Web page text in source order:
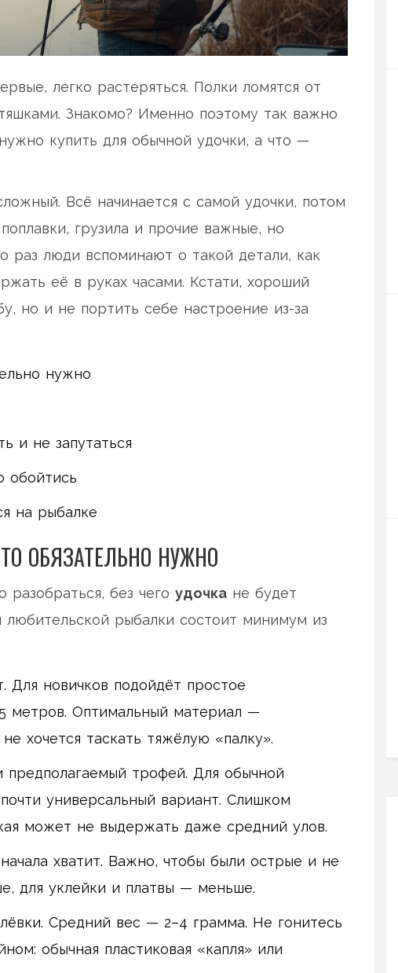
легко растеряться. Полки ломятся от
Знакомо? Именно поэтому так важно
купить для обычной удочки, а что —
Всё начинается с самой удочки, потом
грузила и прочие важные, но
раз люди вспоминают о такой детали, как
её в руках часами. Кстати, хороший
но и не портить себе настроение из-за
нужно
и не запутаться
обойтись
на рыбалке
ОБЯЗАТЕЛЬНО НУЖНО
без чего удочка не будет
рыбалки состоит минимум из
новичков подойдёт простое
метров. Оптимальный материал —
хочется таскать тяжёлую «палку».
трофей. Для обычной
универсальный вариант. Слишком
может не выдержать даже средний улов.
хватит. Важно, чтобы были острые и не
для уклейки и платвы — меньше.
Средний вес — 2–4 грамма. Не гонитесь
обычная пластиковая «капля» или